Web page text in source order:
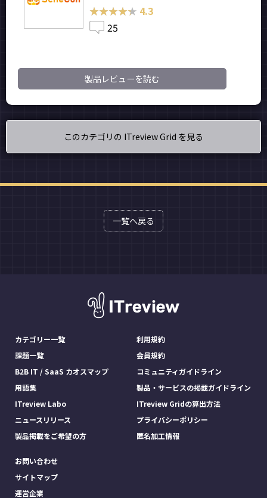
★★★★★
★★★★★ 4.3
25
製品レビューを読む
このカテゴリの ITreview Grid を見る
一覧へ戻る
カテゴリー一覧
課題一覧
B2B IT / SaaS カオスマップ
用語集
ITreview Labo
ニュースリリース
製品掲載をご希望の方
利用規約
会員規約
コミュニティガイドライン
製品・サービスの掲載ガイドライン
ITreview Gridの算出方法
プライバシーポリシー
匿名加工情報
お問い合わせ
サイトマップ
運営企業